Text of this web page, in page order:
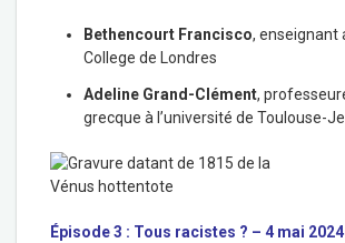
Bethencourt Francisco, enseignant
College de Londres
Adeline Grand-Clément, p
grecque à l’université de Toulouse-
Épisode 3 : Tous racistes ? – 4 mai